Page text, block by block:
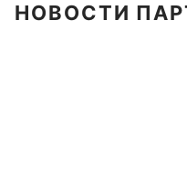
НОВОСТИ